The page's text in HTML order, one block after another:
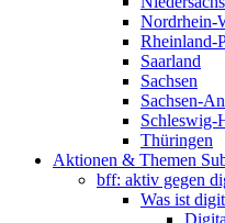
Nordrhein-
Rheinland-
Saarland
Sachsen
Sachsen-
Schleswig-
Thüringen
Aktionen & Themen
bff: aktiv gegen
Was ist